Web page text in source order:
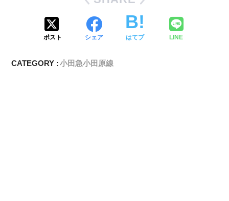
ポスト シェア はてブ LINE
CATEGORY :小田急小田原線